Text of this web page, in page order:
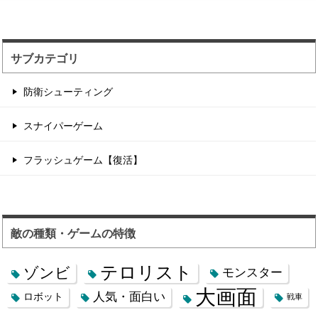
サブカテゴリ
防衛シューティング
スナイパーゲーム
フラッシュゲーム【復活】
敵の種類・ゲームの特徴
ゾンビ テロリスト モンスター
ロボット 人気・面白い 大画面 戦車